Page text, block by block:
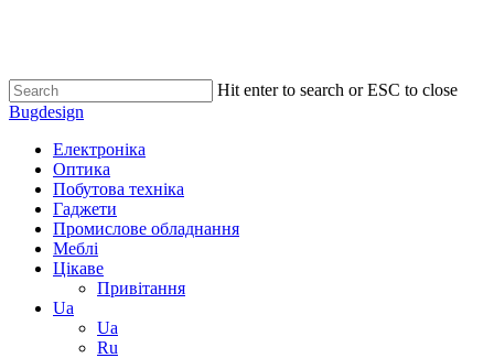
content
Hit enter to search or ESC to close
Close
Bugdesign
search
Menu
Електроніка
Оптика
Побутова техніка
Гаджети
Промислове обладнання
Меблі
Цікаве
Привітання
Ua
Ua
Ru